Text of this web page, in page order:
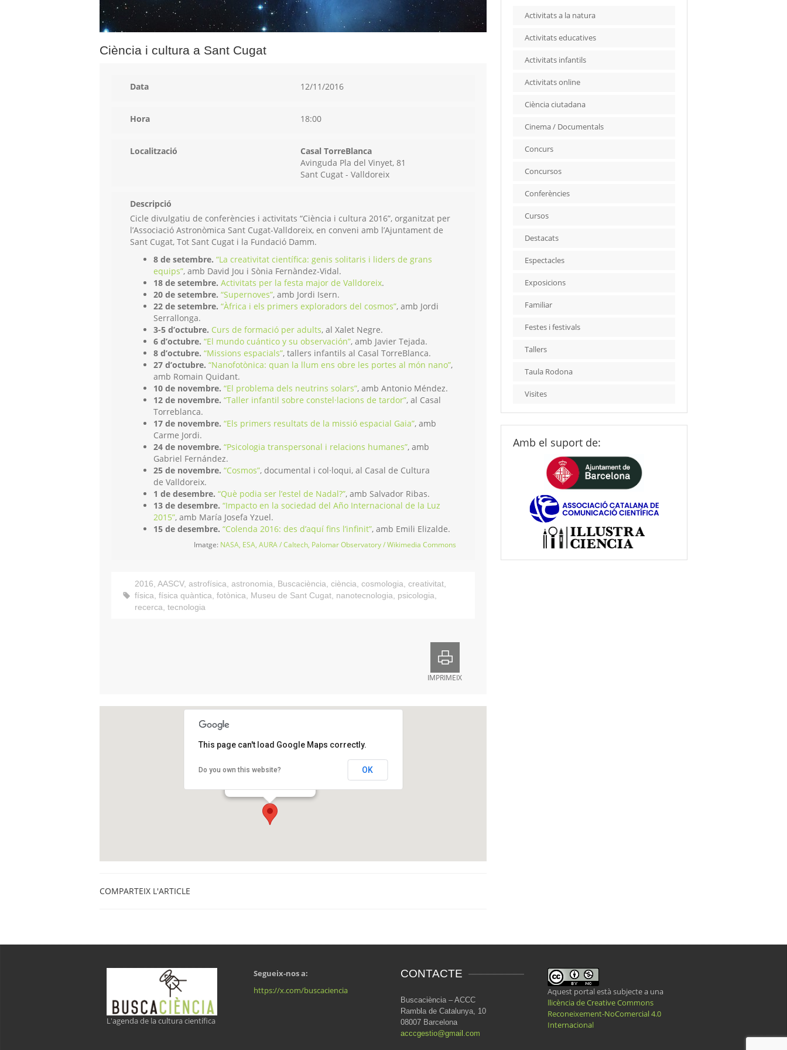
Ciència i cultura a Sant Cugat
Data 12/11/2016
Hora 18:00
Localització
Casal TorreBlanca
Avinguda Pla del Vinyet, 81
Sant Cugat - Valldoreix
Descripció
Cicle divulgatiu de conferències i activitats “Ciència i cultura 2016”, organitzat per
l’Associació Astronòmica Sant Cugat-Valldoreix, en conveni amb l’Ajuntament de
Sant Cugat, Tot Sant Cugat i la Fundació Damm.
8 de setembre. “La creativitat científica: genis solitaris i liders de grans
equips”, amb David Jou i Sònia Fernàndez-Vidal.
18 de setembre. Activitats per la festa major de Valldoreix.
20 de setembre. “Supernoves”, amb Jordi Isern.
22 de setembre. “Àfrica i els primers exploradors del cosmos”, amb Jordi
Serrallonga.
3-5 d’octubre. Curs de formació per adults, al Xalet Negre.
6 d’octubre. “El mundo cuántico y su observación”, amb Javier Tejada.
8 d’octubre. “Missions espacials”, tallers infantils al Casal TorreBlanca.
27 d’octubre. “Nanofotònica: quan la llum ens obre les portes al món nano”,
amb Romain Quidant.
10 de novembre. “El problema dels neutrins solars”, amb Antonio Méndez.
12 de novembre. “Taller infantil sobre constel·lacions de tardor”, al Casal
Torreblanca.
17 de novembre. “Els primers resultats de la missió espacial Gaia”, amb
Carme Jordi.
24 de novembre. “Psicologia transpersonal i relacions humanes”, amb
Gabriel Fernández.
25 de novembre. “Cosmos”, documental i col·loqui, al Casal de Cultura
de Valldoreix.
1 de desembre. “Què podia ser l’estel de Nadal?”, amb Salvador Ribas.
13 de desembre. “Impacto en la sociedad del Año Internacional de la Luz
2015”, amb María Josefa Yzuel.
15 de desembre. “Colenda 2016: des d’aquí fins l’infinit”, amb Emili Elizalde.
Imatge: NASA, ESA, AURA / Caltech, Palomar Observatory / Wikimedia Commons
2016, AASCV, astrofísica, astronomia, Buscaciència, ciència, cosmologia, creativitat,
física, física quàntica, fotònica, Museu de Sant Cugat, nanotecnologia, psicologia,
recerca, tecnologia
IMPRIMEIX
Avinguda Pla del Vinyet, 81
This page can't load Google Maps correctly.
Do you own this website? OK
COMPARTEIX L'ARTICLE
Activitats a la natura
Activitats educatives
Activitats infantils
Activitats online
Ciència ciutadana
Cinema / Documentals
Concurs
Concursos
Conferències
Cursos
Destacats
Espectacles
Exposicions
Familiar
Festes i festivals
Tallers
Taula Rodona
Visites
Amb el suport de:
L'agenda de la cultura científica
Segueix-nos a:
https://x.com/buscaciencia
CONTACTE
Buscaciència – ACCC
Rambla de Catalunya, 10
08007 Barcelona
acccgestio@gmail.com
Aquest portal està subjecte a una
llicència de Creative Commons
Reconeixement-NoComercial 4.0
Internacional